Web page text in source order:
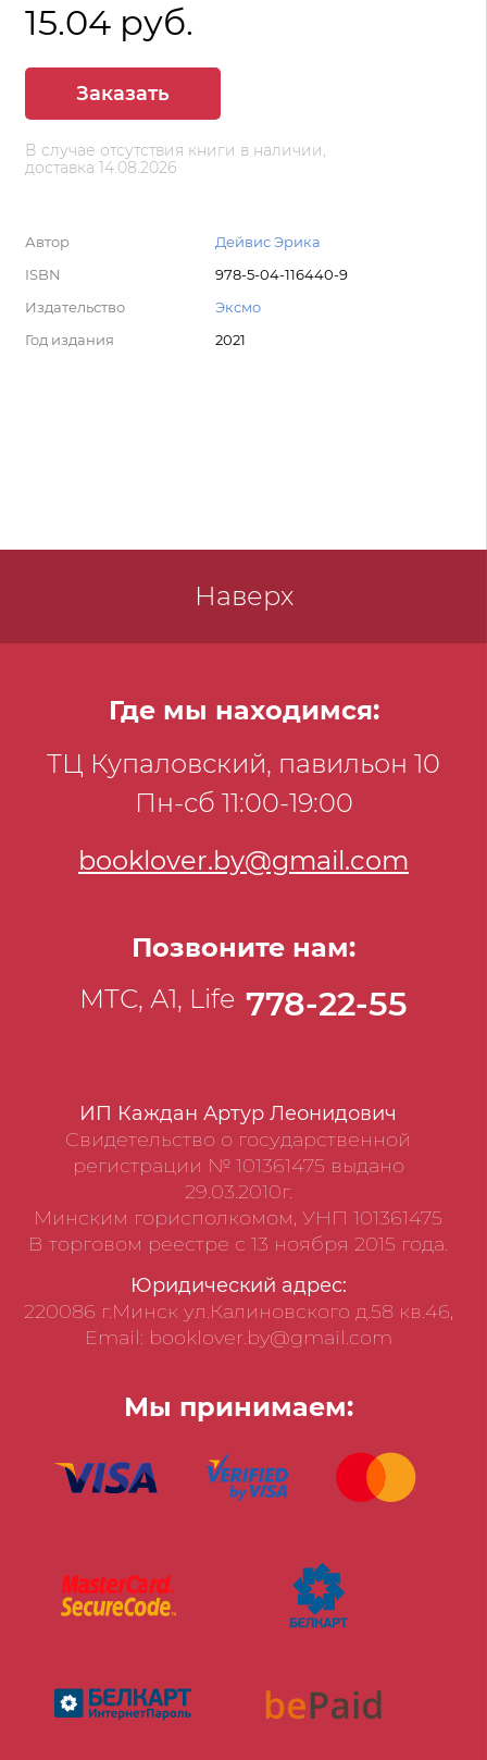
15.04 руб.
Заказать
В случае отсутствия книги в наличии,
доставка 14.08.2026
Автор
Дейвис Эрика
ISBN
978-5-04-116440-9
Издательство
Эксмо
Год издания
2021
Наверх
ИП Каждан Артур Леонидович
Свидетельство о государственной
регистрации № 101361475 выдано
29.03.2010г.
Минским горисполкомом, УНП 101361475
В торговом реестре с 13 ноября 2015 года.
Юридический адрес:
220086 г.Минск ул.Калиновского д.58 кв.46,
Email: booklover.by@gmail.com
Мы принимаем:
Где мы находимся:
ТЦ Купаловский, павильон 10
Пн-сб 11:00-19:00
booklover.by@gmail.com
Позвоните нам:
МТС, А1, Life 778-22-55